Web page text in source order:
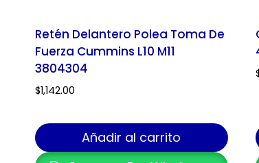
Retén Delantero Polea Toma De
Fuerza Cummins L10 M11
3804304
$1,142.00
Añadir al carrito